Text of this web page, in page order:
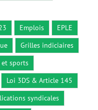
Emplois
EPLE
Grilles indiciaires
et sports
Loi 3DS & Article 145
syndicales